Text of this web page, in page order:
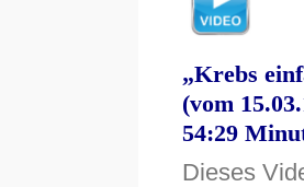
„Krebs
(vom
54:29
Dieses